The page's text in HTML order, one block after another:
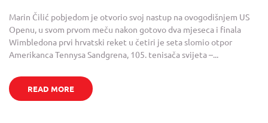
Marin Čilić pobjedom je otvorio svoj nastup na ovogodišnjem US
Openu, u svom prvom meču nakon gotovo dva mjeseca i finala
Wimbledona prvi hrvatski reket u četiri je seta slomio otpor
Amerikanca Tennysa Sandgrena, 105. tenisača svijeta –...
READ MORE